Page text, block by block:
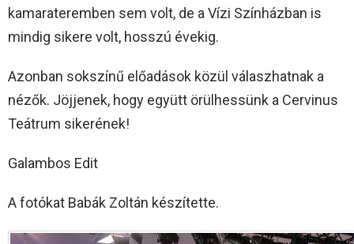
kamarateremben sem volt, de a Vízi Színházban is
mindig sikere volt, hosszú évekig.
Azonban sokszínű előadások közül válaszhatnak a
nézők. Jöjjenek, hogy együtt örülhessünk a Cervinus
Teátrum sikerének!
Galambos Edit
A fotókat Babák Zoltán készítette.